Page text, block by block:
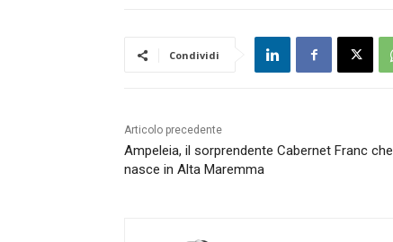
Condividi
Articolo precedente
Ampeleia, il sorprendente Cabernet Franc che
nasce in Alta Maremma